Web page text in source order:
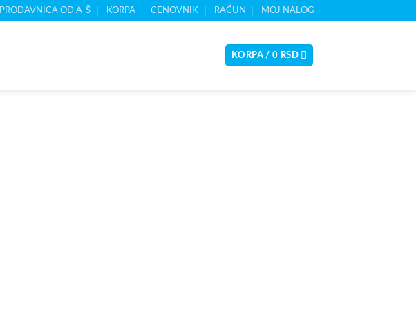
PRODAVNICA OD A-Š KORPA CENOVNIK RAČUN MOJ NALOG
KORPA /0 RSD